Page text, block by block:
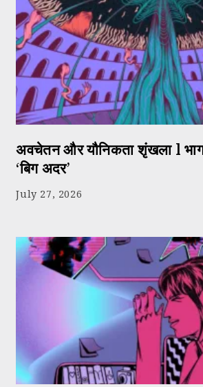
अवचेतन और यौनिकता शृंखला l भाग
‘बिग अदर’
July 27, 2026